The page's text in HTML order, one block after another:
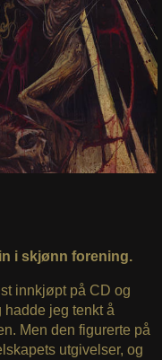
i skjønn forening.
innkjøpt på CD og
jeg tenkt å
Men den figurerte på
utgivelser, og